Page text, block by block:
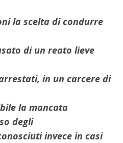
la scelta di condurre
di un reato lieve
in un carcere di
la mancata
degli
invece in casi